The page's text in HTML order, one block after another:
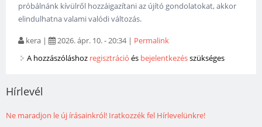
próbálnánk kívülről hozzáigazítani az újító gondolatokat, akkor
elindulhatna valami valódi változás.
kera | 2026. ápr. 10. - 20:34| Permalink
A hozzászóláshoz regisztráció és bejelentkezésszükséges
Hírlevél
Ne maradjon le új írásainkról! Iratkozzék fel Hírlevelünkre!